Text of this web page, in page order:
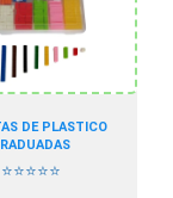
DE PLASTICO
⭐⭐⭐⭐⭐